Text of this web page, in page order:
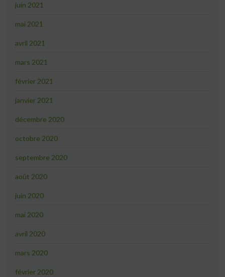
juin 2021
mai 2021
avril 2021
mars 2021
février 2021
janvier 2021
décembre 2020
octobre 2020
septembre 2020
août 2020
juin 2020
mai 2020
avril 2020
mars 2020
février 2020